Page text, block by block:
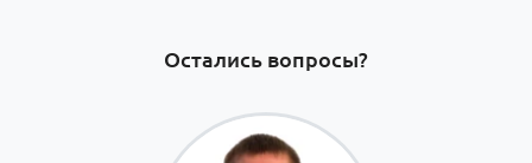
Остались вопросы?